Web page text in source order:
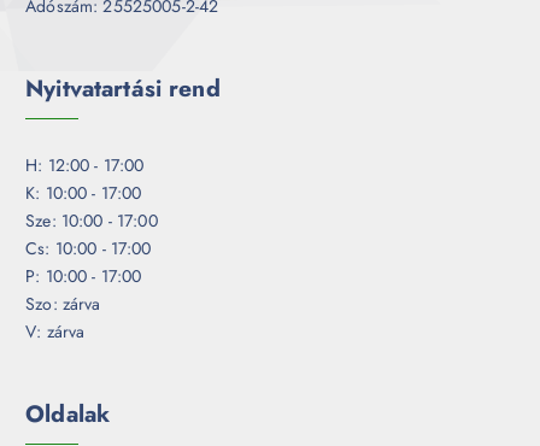
Adószám: 25525005-2-42
Nyitvatartási rend
H: 12:00 - 17:00
K: 10:00 - 17:00
Sze: 10:00 - 17:00
Cs: 10:00 - 17:00
P: 10:00 - 17:00
Szo: zárva
V: zárva
Oldalak